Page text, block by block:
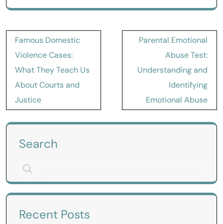
Post
navigation
Famous Domestic
Violence Cases:
What They Teach Us
About Courts and
Justice
Parental Emotional
Abuse Test:
Understanding and
Identifying
Emotional Abuse
Search
Recent Posts